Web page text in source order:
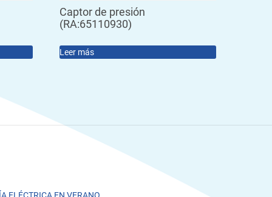
Captor de presión
(RA:65110930)
Leer más
ELÉCTRICA EN VERANO